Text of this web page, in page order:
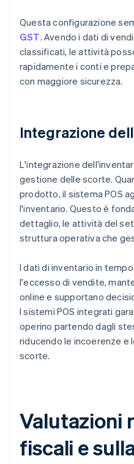
Questa configurazione
GST. Avendo i dati di
classificati, le attività
rapidamente i conti e
con maggiore sicurezza.
Integrazione
L'integrazione
gestione delle scorte.
prodotto, il sistema POS
l'inventario. Questo è
dettaglio, le attività del
struttura operativa che
I dati di inventario in
l'eccesso di vendite,
online e supportano
I sistemi POS integrati
operino partendo dagli
riducendo le incoerenze e
scorte.
Valutazioni
fiscali e